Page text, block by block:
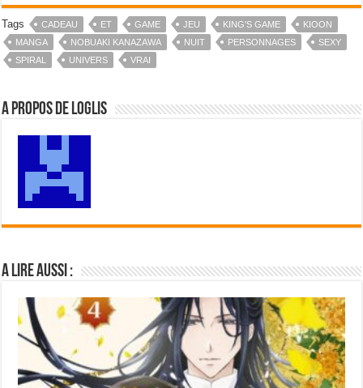
Tags CADEAU ET GAME JEU KING'S GAME
KIOON
MANGA
NOBUAKI KANAZAWA NUIT PERSONNAGES
SEXY
SPIRAL
UNIVERS VRAI
A propos de Loglis
A lire aussi :